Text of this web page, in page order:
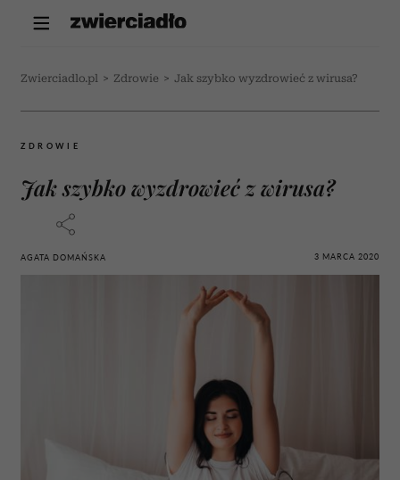
Zwierciadlo.pl > Zdrowie > Jak szybko wyzdrowieć z wirusa?
ZDROWIE
Jak szybko wyzdrowieć z wirusa?
AGATA DOMAŃSKA 3 MARCA 2020